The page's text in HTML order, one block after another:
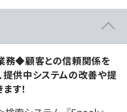
務◆顧客との信頼関係を
提供中システムの改善や提
す！